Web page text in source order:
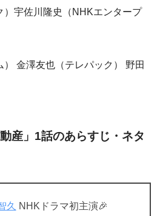
）宇佐川隆史（NHKエンタープ
） 金澤友也（テレパック） 野田
産」1話のあらすじ・ネタ
久 NHKドラマ初主演🎉